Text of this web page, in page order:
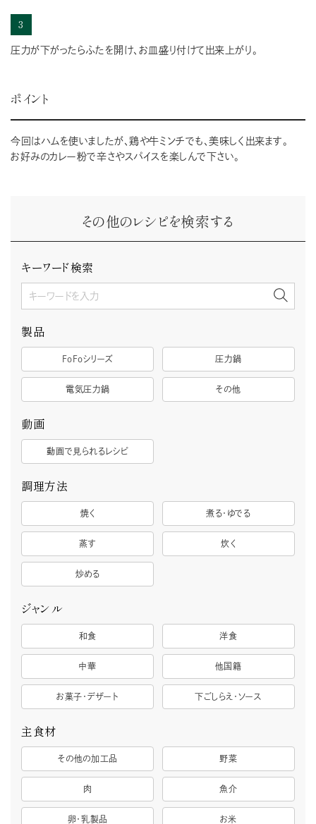
3
圧力が下がったらふたを開け、お皿盛り付けて出来上がり。
ポイント
今回はハムを使いましたが、鶏や牛ミンチでも、美味しく出来ます。
お好みのカレー粉で辛さやスパイスを楽しんで下さい。
その他のレシピを検索する
キーワード検索
製品
FoFoシリーズ 圧力鍋
電気圧力鍋 その他
動画
動画で見られるレシピ
調理方法
焼く 煮る・ゆでる
蒸す 炊く
炒める
ジャンル
和食 洋食
中華 他国籍
お菓子・デザート 下ごしらえ・ソース
主食材
その他の加工品 野菜
肉 魚介
卵・乳製品 お米